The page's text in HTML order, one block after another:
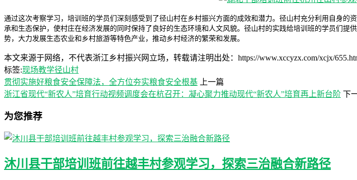
通过这次考察学习，培训班的学员们深刻感受到了径山村在乡村振兴方面的成效和潜力。径山村充分利用自身
承和生态保护，使村庄在经济发展的同时保持了良好的生态环境和人文风貌。径山村的实践给培训班的学员们
势，大力发展生态农业和乡村旅游等特色产业，推动乡村经济的繁荣和发展。
本文来源于网络，不代表浙江乡村振兴网立场，转载请注明出处：https://www.xccyzx.com/xcjx/
标签:现场教学径山村
贯彻实施好粮食安全保障法，全方位夯实粮食安全根基
上一篇
浙江省现代“新农人”培育行动视频调度会在杭召开：凝心聚力推动现代“新农人”培育再上新台阶 下
为您推荐
沐川县干部培训班前往越丰村参观学习，探索三治融合新路径